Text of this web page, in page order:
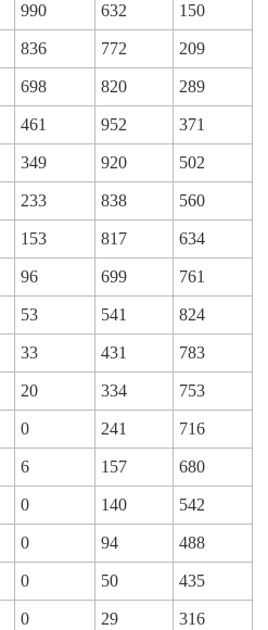
990 632 150
836 772 209
698 820 289
461 952 371
349 920 502
233 838 560
153 817 634
96 699 761
53 541 824
33 431 783
20 334 753
0 241 716
6 157 680
0 140 542
0 94 488
0 50 435
0 29 316